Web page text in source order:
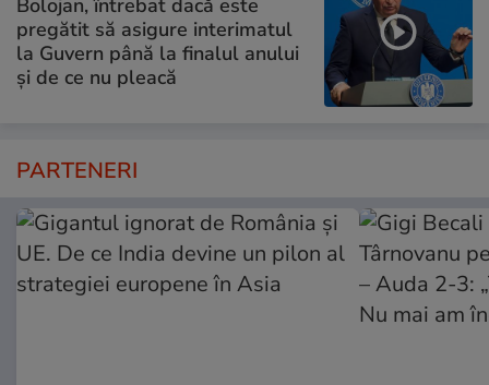
pregătit să asigure interimatul
la Guvern până la finalul anului
și de ce nu pleacă
PARTENERI